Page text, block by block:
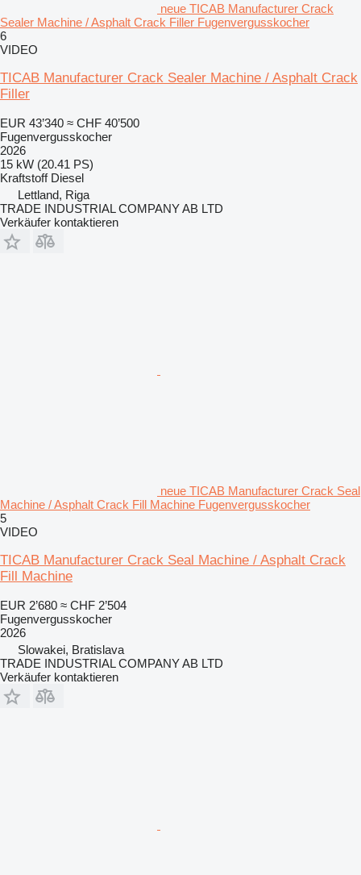
neue TICAB Manufacturer Crack
Sealer Machine / Asphalt Crack Filler Fugenvergusskocher
6
VIDEO
TICAB Manufacturer Crack Sealer Machine / Asphalt Crack
Filler
EUR 43’340 ≈ CHF 40’500
Fugenvergusskocher
2026
15 kW (20.41 PS)
Kraftstoff Diesel
Lettland, Riga
TRADE INDUSTRIAL COMPANY AB LTD
Verkäufer kontaktieren
neue TICAB Manufacturer Crack Seal
Machine / Asphalt Crack Fill Machine Fugenvergusskocher
5
VIDEO
TICAB Manufacturer Crack Seal Machine / Asphalt Crack
Fill Machine
EUR 2’680 ≈ CHF 2’504
Fugenvergusskocher
2026
Slowakei, Bratislava
TRADE INDUSTRIAL COMPANY AB LTD
Verkäufer kontaktieren